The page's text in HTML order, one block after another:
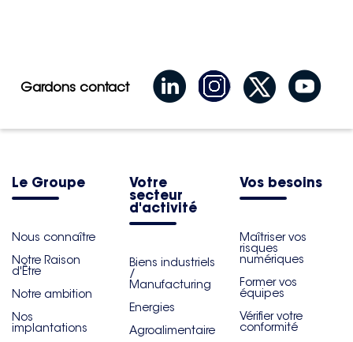
Gardons contact
Le Groupe
Nous connaître
Notre Raison
d'Être
Notre ambition
Nos
implantations
Votre
secteur
d'activité
Biens industriels
/
Manufacturing
Energies
Agroalimentaire
Vos besoins
Maîtriser vos
risques
numériques
Former vos
équipes
Vérifier votre
conformité